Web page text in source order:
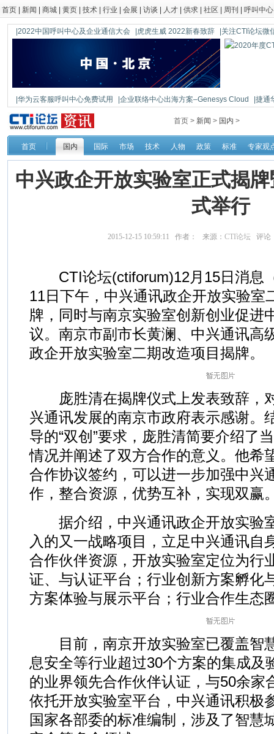
首页 新闻 商城 黄页 技术 行业 会展 访谈 人才 供求 社区 周刊 呼叫中心
|2022中国呼叫中心及企业通信大会 |虎虎生威 2022新春致辞 |关注CTI论坛微
|华为云客服呼叫中心免费试用 |企业联络中心出海方案–Genesys Cloud
|捷通
|鼎信通达新一代语音网关DAG1000-4S
首页 > 新闻 > 国内 >
首页 国内 国际 市场 技术 人物 政策 标准 专家观
中兴政企开放实验室正式揭
式举行
2015-12-15 10:59:11 作者： 来源： CTI论坛 评论
CTI论坛(ctiforum)12月15日消息
11日下午，中兴通讯政企开放实验室
牌，同时与南京实验室创新创业促进
议。南京市副市长黄澜、中兴通讯高
政企开放实验室二期改造项目揭牌。
庞胜清在揭牌仪式上发表致辞，
兴通讯发展的南京市政府表示感谢。
导的“双创”要求，庞胜清简要介绍了
情况并阐述了双方合作的意义。他希
合作协议签约，可以进一步加强中兴
作，整合资源，优势互补，实现双赢
据介绍，中兴通讯政企开放实验
入的又一战略项目，立足中兴通讯自
合作伙伴资源，开放实验室定位为行
证、与认证平台；行业创新方案孵化
方案体验与展示平台；行业合作生态
目前，南京开放实验室已覆盖智
息安全等行业超过30个方案的集成及
的业界领先合作伙伴认证，与50余家
依托开放实验室平台，中兴通讯积极
国家各部委的标准编制，涉及了智慧